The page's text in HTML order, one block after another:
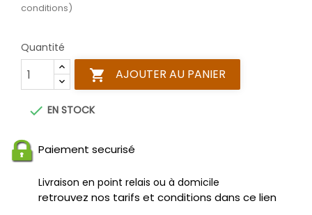
conditions)
Quantité
 AJOUTER AU PANIER
 EN STOCK
Paiement securisé
Livraison en point relais ou à domicile
retrouvez nos tarifs et conditions dans ce lien